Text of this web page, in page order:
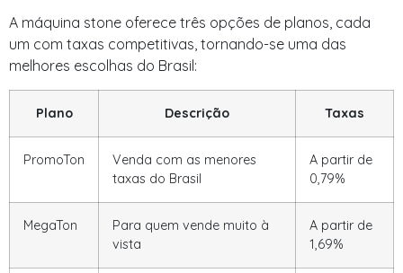
A máquina stone oferece três opções de planos, cada
um com taxas competitivas, tornando-se uma das
melhores escolhas do Brasil:
Plano Descrição Taxas
PromoTon
Venda com as menores
taxas do Brasil
A partir de
0,79%
MegaTon
Para quem vende muito à
vista
A partir de
1,69%